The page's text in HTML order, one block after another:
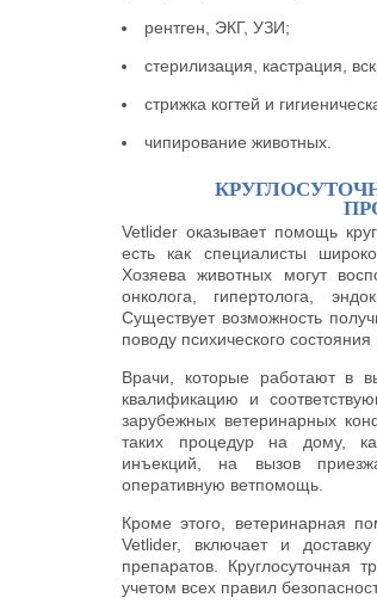
рентген, ЭКГ, УЗИ;
стерилизация, кастрация,
стрижка когтей и
чипирование животных.
Vetlider оказывает помощь
есть как специалисты
Хозяева животных могут
онколога, гипертолога,
Существует возможность
поводу психического
Врачи, которые работают в
квалификацию и
зарубежных ветеринарных
таких процедур на дому,
инъекций, на вызов
оперативную ветпомощь.
Кроме этого, ветеринарная
Vetlider, включает и
препаратов. Круглосуточная
учетом всех правил